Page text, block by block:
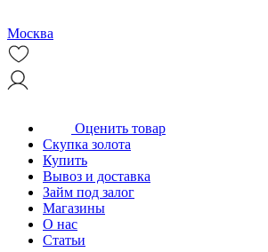
Москва
Оценить товар
Скупка золота
Купить
Вывоз и доставка
Займ под залог
Магазины
О нас
Статьи